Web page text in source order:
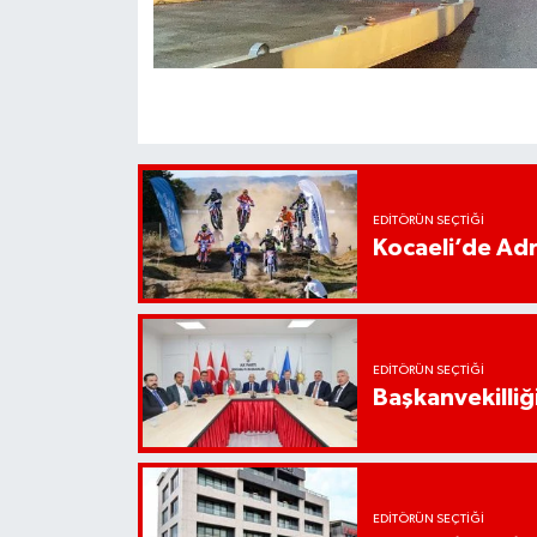
EDITÖRÜN SEÇTIĞI
Kocaeli’de
EDITÖRÜN SEÇTIĞI
EDITÖRÜN SEÇTIĞI